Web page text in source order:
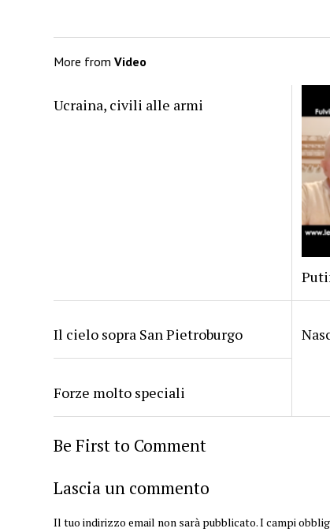
More from Video
Ucraina, civili alle armi
Il cielo sopra San Pietroburgo
Forze molto speciali
Be First to Comment
Lascia un commento
Il tuo indirizzo email non sarà pubblicato.I campi